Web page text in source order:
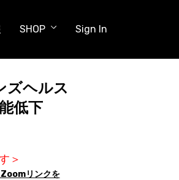
SHOP Sign In
ヘルス
低下
＞
リンクを